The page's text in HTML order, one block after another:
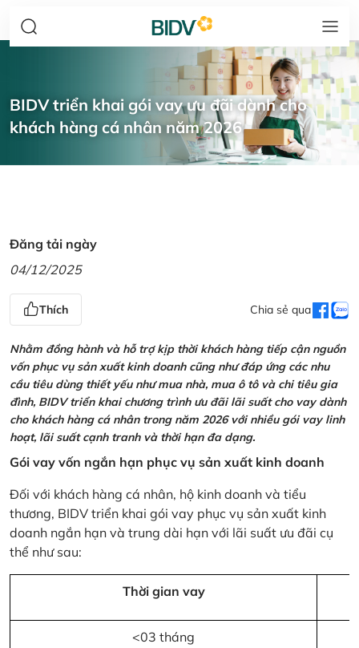
BIDV triển khai gói vay ưu đãi dành cho
khách hàng cá nhân năm 2026
Đăng tải ngày
04/12/2025
Thích Chia sẻ qua
Nhằm đồng hành và hỗ trợ kịp thời khách hàng tiếp cận nguồn
vốn phục vụ sản xuất kinh doanh cũng như đáp ứng các nhu
cầu tiêu dùng thiết yếu như mua nhà, mua ô tô và chi tiêu gia
đình, BIDV triển khai chương trình ưu đãi lãi suất cho vay dành
cho khách hàng cá nhân trong năm 2026 với nhiều gói vay linh
hoạt, lãi suất cạnh tranh và thời hạn đa dạng.
Gói vay vốn ngắn hạn phục vụ sản xuất kinh doanh
Đối với khách hàng cá nhân, hộ kinh doanh và tiểu
thương, BIDV triển khai gói vay phục vụ sản xuất kinh
doanh ngắn hạn và trung dài hạn với lãi suất ưu đãi cụ
thể như sau:
Thời gian vay
<03 tháng